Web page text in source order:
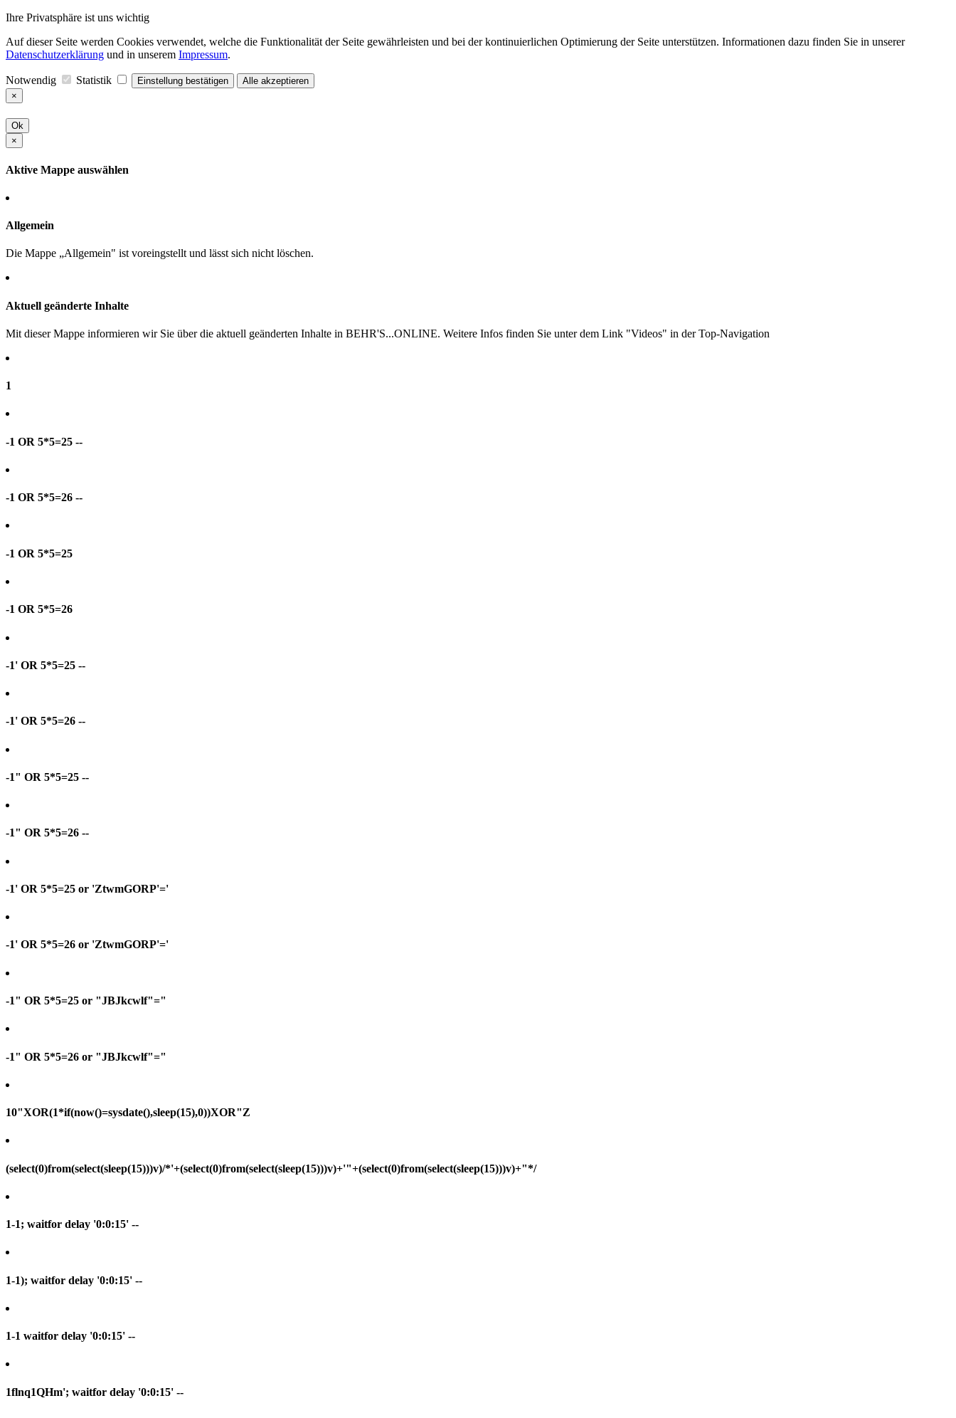
Ihre Privatsphäre ist uns wichtig
Auf dieser Seite werden Cookies verwendet, welche die Funktionalität der Seite gewährleisten und bei der kontinuierlichen Optimierung der Seite unterstützen. Informationen dazu finden Sie in unserer
Datenschutzerklärung und in unserem Impressum.
Notwendig Statistik Einstellung bestätigen
Alle akzeptieren
×
Ok
×
Aktive Mappe auswählen
Allgemein
Die Mappe „Allgemein" ist voreingstellt und lässt sich nicht löschen.
Aktuell geänderte Inhalte
Mit dieser Mappe informieren wir Sie über die aktuell geänderten Inhalte in BEHR'S...ONLINE. Weitere Infos finden Sie unter dem Link "Videos" in der Top-Navigation
1
-1 OR 5*5=25 --
-1 OR 5*5=26 --
-1 OR 5*5=25
-1 OR 5*5=26
-1' OR 5*5=25 --
-1' OR 5*5=26 --
-1" OR 5*5=25 --
-1" OR 5*5=26 --
-1' OR 5*5=25 or 'ZtwmGORP'='
-1' OR 5*5=26 or 'ZtwmGORP'='
-1" OR 5*5=25 or "JBJkcwlf"="
-1" OR 5*5=26 or "JBJkcwlf"="
10"XOR(1*if(now()=sysdate(),sleep(15),0))XOR"Z
(select(0)from(select(sleep(15)))v)/*'+(select(0)from(select(sleep(15)))v)+'"+(select(0)from(select(sleep(15)))v)+"*/
1-1; waitfor delay '0:0:15' --
1-1); waitfor delay '0:0:15' --
1-1 waitfor delay '0:0:15' --
1flnq1QHm'; waitfor delay '0:0:15' --